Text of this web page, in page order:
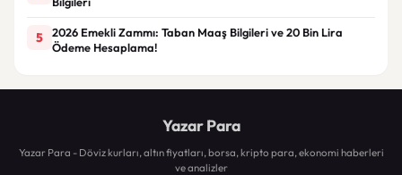
5
2026 Emekli Zammı: Taban Maaş Bilgileri ve 20 Bin Lira
Ödeme Hesaplama!
Yazar Para
Yazar Para - Döviz kurları, altın fiyatları, borsa, kripto para, ekonomi haberleri
ve analizler